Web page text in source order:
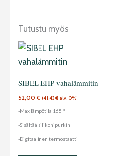
Tutustu myös
SIBEL EHP vahalämmitin
52,00€ (41,43€ alv. 0%)
-Max lämpötila 165 °
-Sisältää silikonipurkin
-Digitaalinen termostaatti